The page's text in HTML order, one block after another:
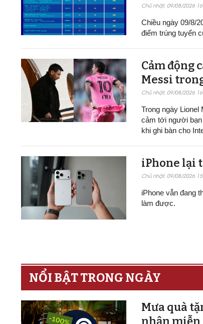
Chủ nhật, 09/08/2026
Chiều ngày 09/8/
điểm trúng tuyển
Cảm động
Messi
Chủ nhật, 09/08/2026
Trong ngày Lionel
cảm tới người bạn
khi ghi bàn cho
iPhone lại
Chủ nhật, 09/08/2026
iPhone vẫn đang
làm được.
NỔI BẬT TRONG NGÀY
Mưa quà
nhận miễn